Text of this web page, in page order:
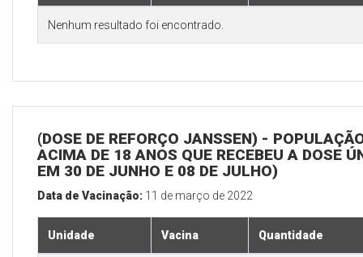
Nenhum resultado foi encontrado.
(DOSE DE REFORÇO JANSSEN) -
ACIMA DE 18 ANOS QUE RECEBEU A DOSE
EM 30 DE JUNHO E 08 DE JULHO)
Data de Vacinação: 11 de março de 2022
Unidade Vacina Quantidade